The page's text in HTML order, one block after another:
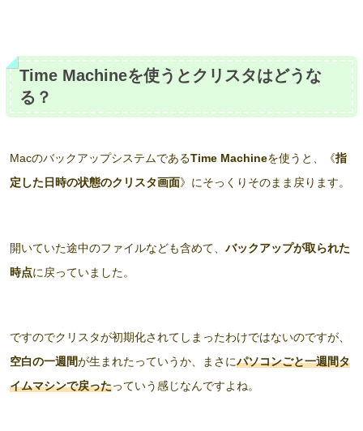
Time Machineを使うとクリスタはどうな
る？
MacのバックアップシステムであるTime Machineを使うと、《指
定した日時の状態のクリスタ画面》にそっくりそのまま戻ります。
開いていた途中のファイルなども含めて、 バックアップが取られた
時点に戻っていました。
ですのでクリスタが初期化されてしまったわけではないのですが、
空白の一週間が生まれたっていうか、まさにパソコンごと一週間タ
イムマシンで戻ったっていう感じなんですよね。